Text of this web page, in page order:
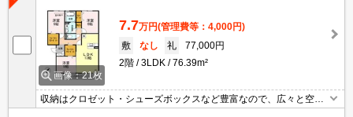
画像：21枚
7.7万円(管理費等：4,000円)
敷
なし 礼
77,000円
2階
3LDK 76.39m²
収納はクロゼット・シューズボックスなど豊富なので、広々と空間